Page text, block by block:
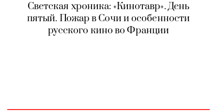
Светская хроника: «Кинотавр». День
пятый. Пожар в Сочи и особенности
русского кино во Франции